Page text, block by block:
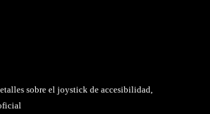
sobre el joystick de accesibilidad,